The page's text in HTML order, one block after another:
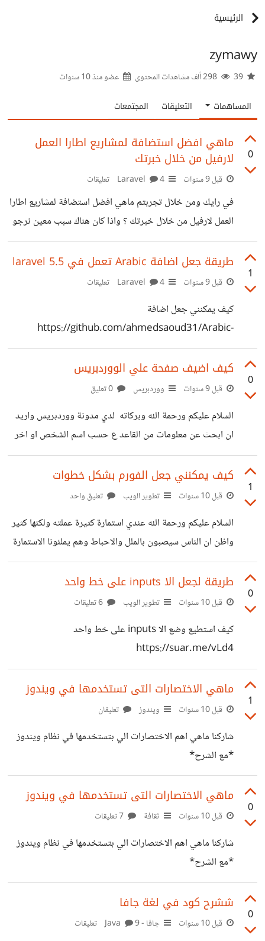
الرئيسية
zymawy
عضو منذ10 سنوات
المساهمات التعليقات المجتمعات
0
ماهي افضل استضافة لمشاريع اطارا العمل
لارفيل من خلال خبرتك
قبل 9 سنوات 4 تعليقات
في رايك ومن خلال تجربتم ماهي افضل استضافة لمشاريع اطارا
العمل لارفيل من خلال خبرتك ؟ واذا كان هناك سبب معين نرجو
ذكرا وفقنا الله واياكم
1
طريقة جعل اضافة Arabic تعمل في laravel 5.5
قبل 9 سنوات 4 تعليقات
كيف يمكنني جعل اضافة
https://github.com/ahmedsaoud31/Arabic-
laravel4 تعمل على لارفيل 5.5 حاولت حل المشاكل التي
تواجهني ولكن هناك بعض الاخطاء التي لم افهمها ارجو التكرم
0
كيف اضيف صفحة علي الووردبريس
قبل 9 سنوات ووردبريس
السلام عليكم ورحمة الله وبركاته لدي مدونة ووردبريس واريد
ان ابحث عن معلومات من القاعد ع حسب اسم الشخص او اخر
اسم له ويتم جلب البيانات وعرضها لي بحثت عن اضافة تفعل
الاستعلام ولكن لااعرف كيف اضف الصفحة الي الووردبريس
1
كيف يمكنني جعل الفورم بشكل خطوات
قبل 10 سنوات تطوير الويب تعليق واحد
السلام عليكم ورحمة الله عندي استمارة كثيرة عملته ولكنها كثير
واظن ان الناس سيصبون بالملل والاحباط وهم يملئونا الاستمارة
في اريد ان عمل خطوات للفورم بحيث عندما ينتهي من كتابة
بيانات الشخصية ويكون هناك زر التالي حيث ينتقل من
feildset الى filedset اخرى ويكمل بيانات حاولت ان عمله
الخطوات بارك الله فيكم
0
طريقة لجعل الا inputs على خط واحد
قبل 10 سنوات تطوير الويب
كيف استطيع وضع الا inputs على خط واحد
https://suar.me/vLd4
1
ماهي الاختصارات التى تستخدمها في ويندوز
قبل 10 سنوات ويندوز تعليقان
شاركنا ماهي اهم الاختصارات الي بتستخدمها في نظام ويندوز
*مع الشرح*
0
ماهي الاختصارات التى تستخدمها في ويندوز
قبل 10 سنوات ثقافة
شاركنا ماهي اهم الاختصارات الي بتستخدمها في نظام ويندوز
*مع الشرح*
0
ششرح كود في لغة جافا
قبل 10 سنوات جافا - Java9 تعليقات